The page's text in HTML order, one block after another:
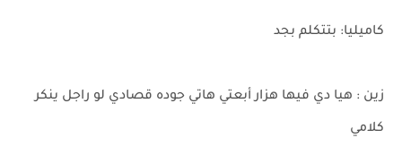
كاميليا: بتتكلم بجد
زين : هيا دي فيها هزار أبعتي هاتي جوده قصادي لو راجل ينكر
كلامي